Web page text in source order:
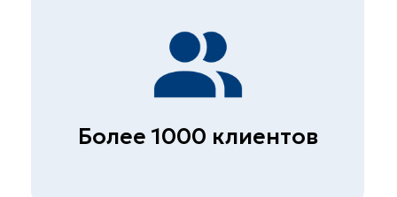
методом по СП 13-102-2003
от 1.050₽